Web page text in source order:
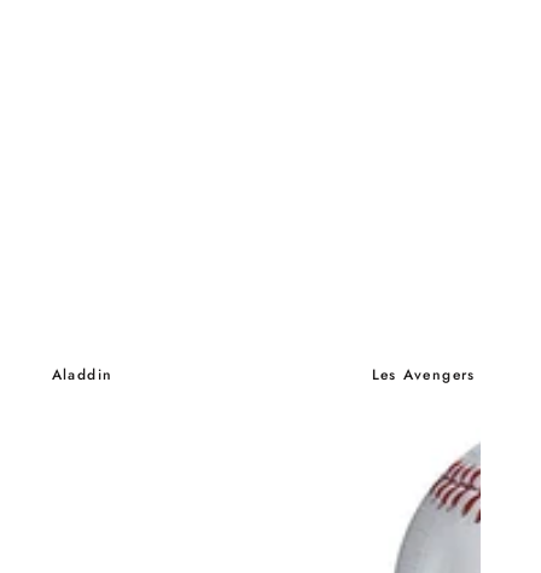
Aladdin Les Avengers